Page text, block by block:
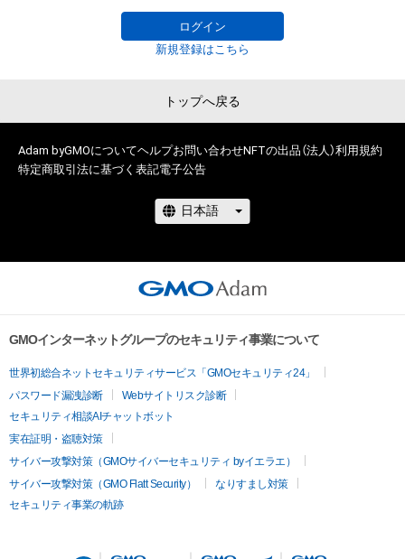
2019　carrozzeria Team KCMG「KCMGエンジェルス」
2021年　オフィシャルカレンダー販売
ログイン
新規登録はこちら
トップへ戻る
Adam byGMOについてヘルプお問い合わせNFTの出品（法人）利用規約
特定商取引法に基づく表記電子公告
GMOインターネットグループのセキュリティ事業について
世界初総合ネットセキュリティサービス「GMOセキュリティ24」
パスワード漏洩診断
Webサイトリスク診断
セキュリティ相談AIチャットボット
実在証明・盗聴対策
サイバー攻撃対策（GMOサイバーセキュリティ byイエラエ）
サイバー攻撃対策（GMO Flatt Security）
なりすまし対策
セキュリティ事業の軌跡